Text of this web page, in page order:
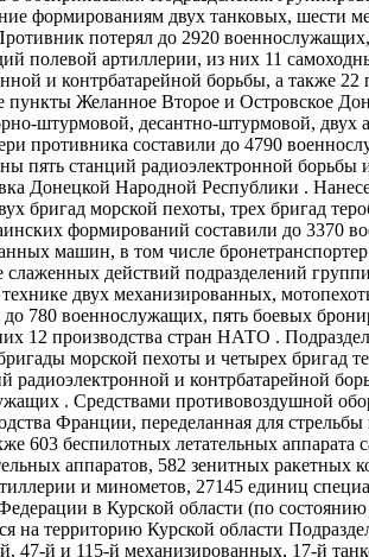
формированиям двух танковых, шести
потерял до 2920
полевой артиллерии, из них 11
и контрбатарейной борьбы, а также
пункты Желанное Второе и Островское
​штурмовой, десантно-​штурмовой,
противника составили до 4790
пять станций радиоэлектронной
Донецкой Народной Республики .
бригад морской пехоты, трех бригад
формирований составили до 3370
машин, в том числе
слаженных действий подразделений
двух механизированных,
780 военнослужащих, пять боевых
12 производства стран НАТО .
морской пехоты и четырех бригад
радиоэлектронной и контрбатарейной
. Средствами противовоздушной
Франции, переделанная для
603 беспилотных летательных аппарата
аппаратов, 582 зенитных
и минометов, 27145 единиц
в Курской области (по
на территорию Курской области
47-й и 115-й механизированных, 17-й